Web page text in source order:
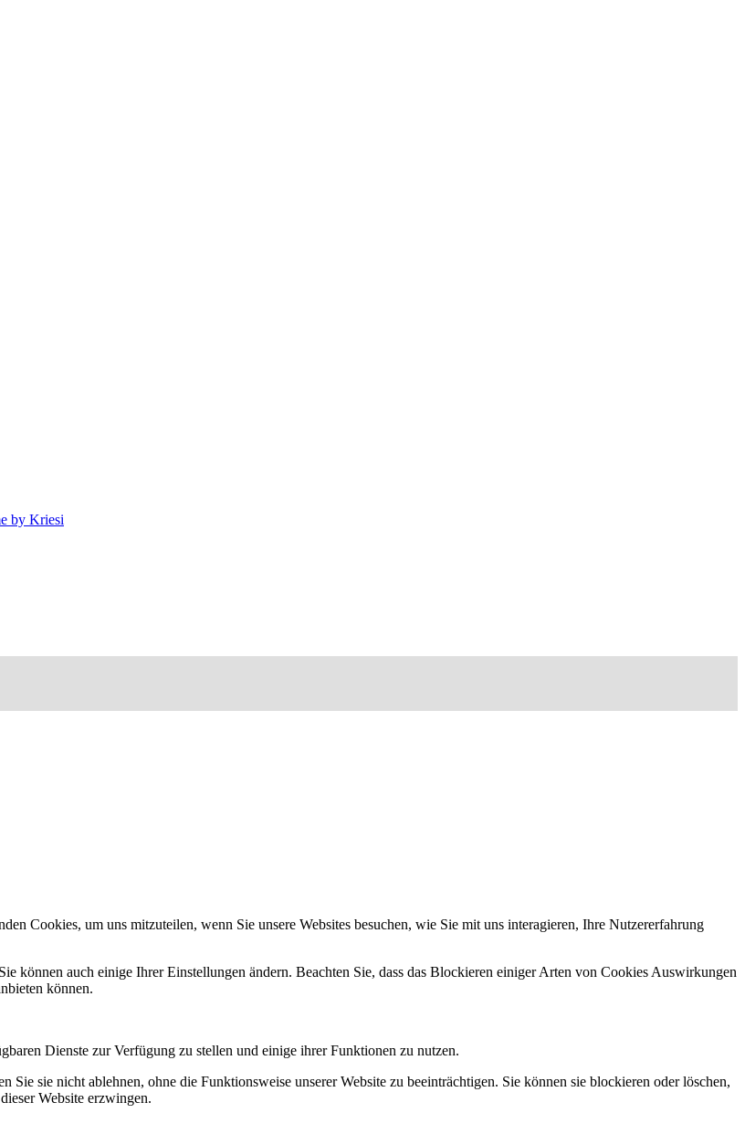
by Kriesi
Cookies, um uns mitzuteilen, wenn Sie unsere Websites besuchen, wie Sie mit uns interagieren, Ihre Nutzererfahrung
können auch einige Ihrer Einstellungen ändern. Beachten Sie, dass das Blockieren einiger Arten von Cookies Auswirkungen
können.
Dienste zur Verfügung zu stellen und einige ihrer Funktionen zu nutzen.
sie nicht ablehnen, ohne die Funktionsweise unserer Website zu beeinträchtigen. Sie können sie blockieren oder löschen,
Website erzwingen.